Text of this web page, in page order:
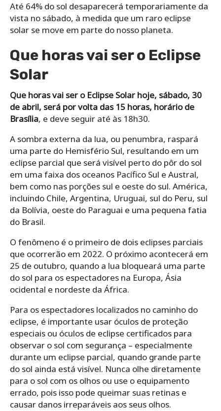
Até 64% do sol desaparecerá temporariamente da
vista no sábado, à medida que um raro eclipse
solar se move em parte do nosso planeta.
Que horas vai ser o Eclipse
Solar
Que horas vai ser o Eclipse Solar hoje, sábado, 30
de abril, será por volta das 15 horas, horário de
Brasília, e deve seguir até às 18h30.
A sombra externa da lua, ou penumbra, raspará
uma parte do Hemisfério Sul, resultando em um
eclipse parcial que será visível perto do pôr do sol
em uma faixa dos oceanos Pacífico Sul e Austral,
bem como nas porções sul e oeste do sul. América,
incluindo Chile, Argentina, Uruguai, sul do Peru, sul
da Bolívia, oeste do Paraguai e uma pequena fatia
do Brasil.
O fenômeno é o primeiro de dois eclipses parciais
que ocorrerão em 2022. O próximo acontecerá em
25 de outubro, quando a lua bloqueará uma parte
do sol para os espectadores na Europa, Ásia
ocidental e nordeste da África.
Para os espectadores localizados no caminho do
eclipse, é importante usar óculos de proteção
especiais ou óculos de eclipse certificados para
observar o sol com segurança – especialmente
durante um eclipse parcial, quando grande parte
do sol ainda está visível. Nunca olhe diretamente
para o sol com os olhos ou use o equipamento
errado, pois isso pode queimar suas retinas e
causar danos irreparáveis ​​aos seus olhos.